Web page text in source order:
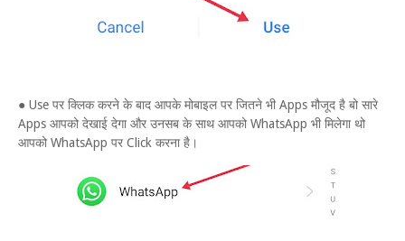
● Use पर क्लिक करने के बाद आपके मोबाइल पर जितने भी Apps मौजूद है बो सारे
Apps आपको देखाई देगा और उनसब के साथ आपको WhatsApp भी मिलेगा थो
आपको WhatsApp पर Click करना है।